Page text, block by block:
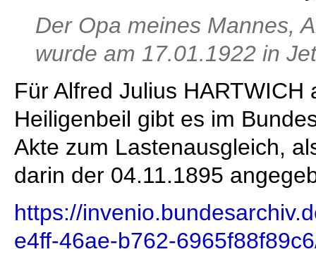
Der Opa meines Mannes,
wurde am 17.01.1922 in
Für Alfred Julius HARTWICH
Heiligenbeil gibt es im
Akte zum Lastenausgleich,
darin der 04.11.1895
https://
e4ff-46ae-b762-